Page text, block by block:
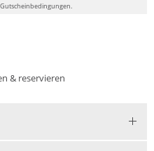
& reservieren